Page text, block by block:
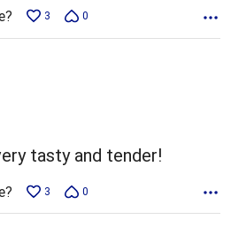
3 0
tasty and tender!
3 0